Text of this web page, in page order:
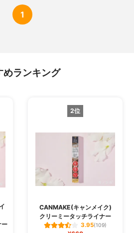
1
めランキング
ー
2位
CANMAKE(キャンメイク)
クリーミータッチライナー
3.95(109)